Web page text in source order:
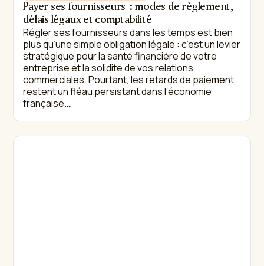
Payer ses fournisseurs : modes de règlement,
délais légaux et comptabilité
Régler ses fournisseurs dans les temps est bien
plus qu’une simple obligation légale : c’est un levier
stratégique pour la santé financière de votre
entreprise et la solidité de vos relations
commerciales. Pourtant, les retards de paiement
restent un fléau persistant dans l’économie
française.…